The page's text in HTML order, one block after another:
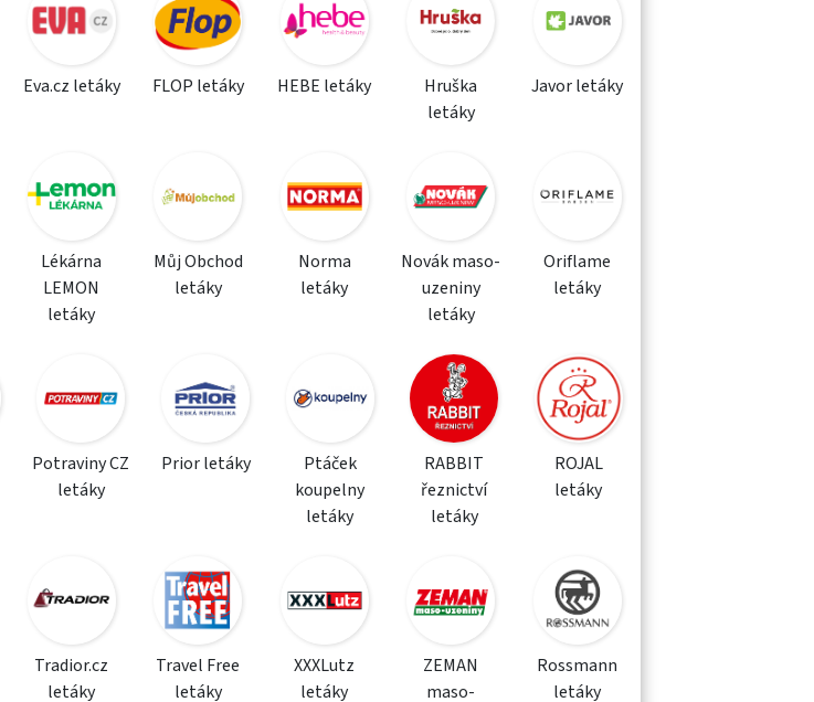
Eva.cz letáky FLOP letáky HEBE letáky
Hruška
letáky
Javor letáky
Lékárna
LEMON
letáky
Můj Obchod
letáky
Norma
letáky
Novák maso-
uzeniny
letáky
Oriflame
letáky
Potraviny CZ
letáky
Prior letáky
Ptáček
koupelny
letáky
RABBIT
řeznictví
letáky
ROJAL
letáky
Tradior.cz
letáky
Travel Free
letáky
XXXLutz
letáky
ZEMAN
maso-
Rossmann
letáky